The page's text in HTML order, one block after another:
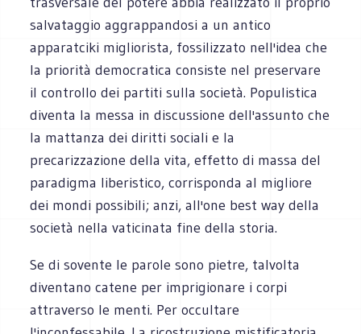
salvataggio aggrappandosi a un antico
apparatciki migliorista, fossilizzato nell'idea che
la priorità democratica consiste nel preservare
il controllo dei partiti sulla società. Populistica
diventa la messa in discussione dell'assunto che
la mattanza dei diritti sociali e la
precarizzazione della vita, effetto di massa del
paradigma liberistico, corrisponda al migliore
dei mondi possibili; anzi, all'one best way della
società nella vaticinata fine della storia.
Se di sovente le parole sono pietre, talvolta
diventano catene per imprigionare i corpi
attraverso le menti. Per occultare